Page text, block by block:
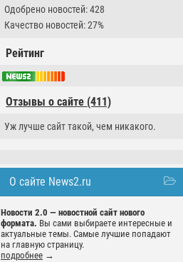
Одобрено новостей: 428
Качество новостей: 27%
Рейтинг
Отзывы о сайте (411)
Уж лучше сайт такой, чем никакого.
О сайте News2.ru
Новости 2.0 — новостной сайт нового
формата. Вы сами выбираете интересные и
актуальные темы. Самые лучшие попадают
на главную страницу.
подробнее →